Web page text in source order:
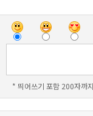
* 띄어쓰기 포함 200자까